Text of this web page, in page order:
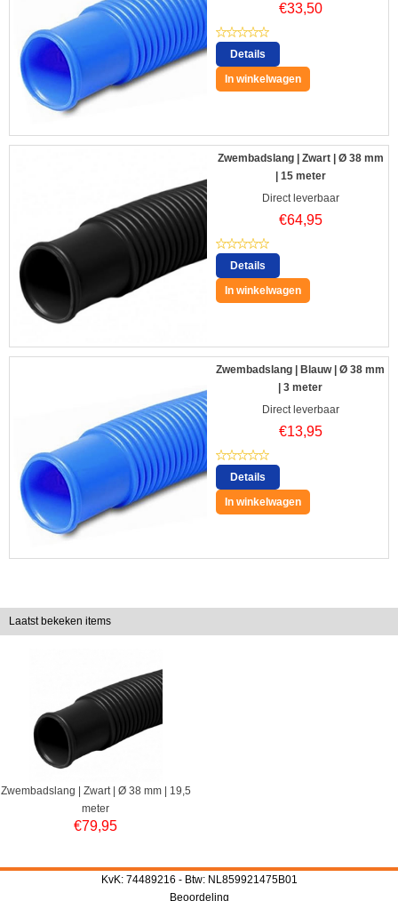
€33,50
Details
In winkelwagen
Zwembadslang | Zwart | Ø 38 mm
| 15 meter
Direct leverbaar
€64,95
Details
In winkelwagen
Zwembadslang | Blauw | Ø 38 mm
| 3 meter
Direct leverbaar
€13,95
Details
In winkelwagen
Laatst bekeken items
Zwembadslang | Zwart | Ø 38 mm | 19,5
meter
€79,95
KvK: 74489216 - Btw: NL859921475B01
Beoordeling